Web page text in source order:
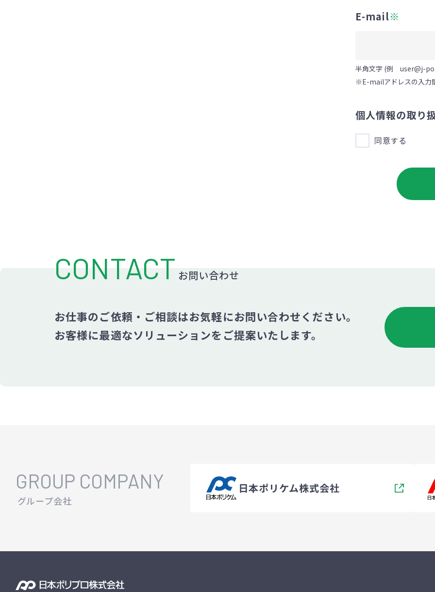
E-mail※
半角文字 (例 user@j-
※E-mailアドレスの入力
個人情報の取り
同意する
CONTACT お問い合わせ
お仕事のご依頼・ご相談はお気軽にお問い合わせください。
お客様に最適なソリューションをご提案いたします。
GROUP COMPANY
グループ会社
日本ポリケム株式会社